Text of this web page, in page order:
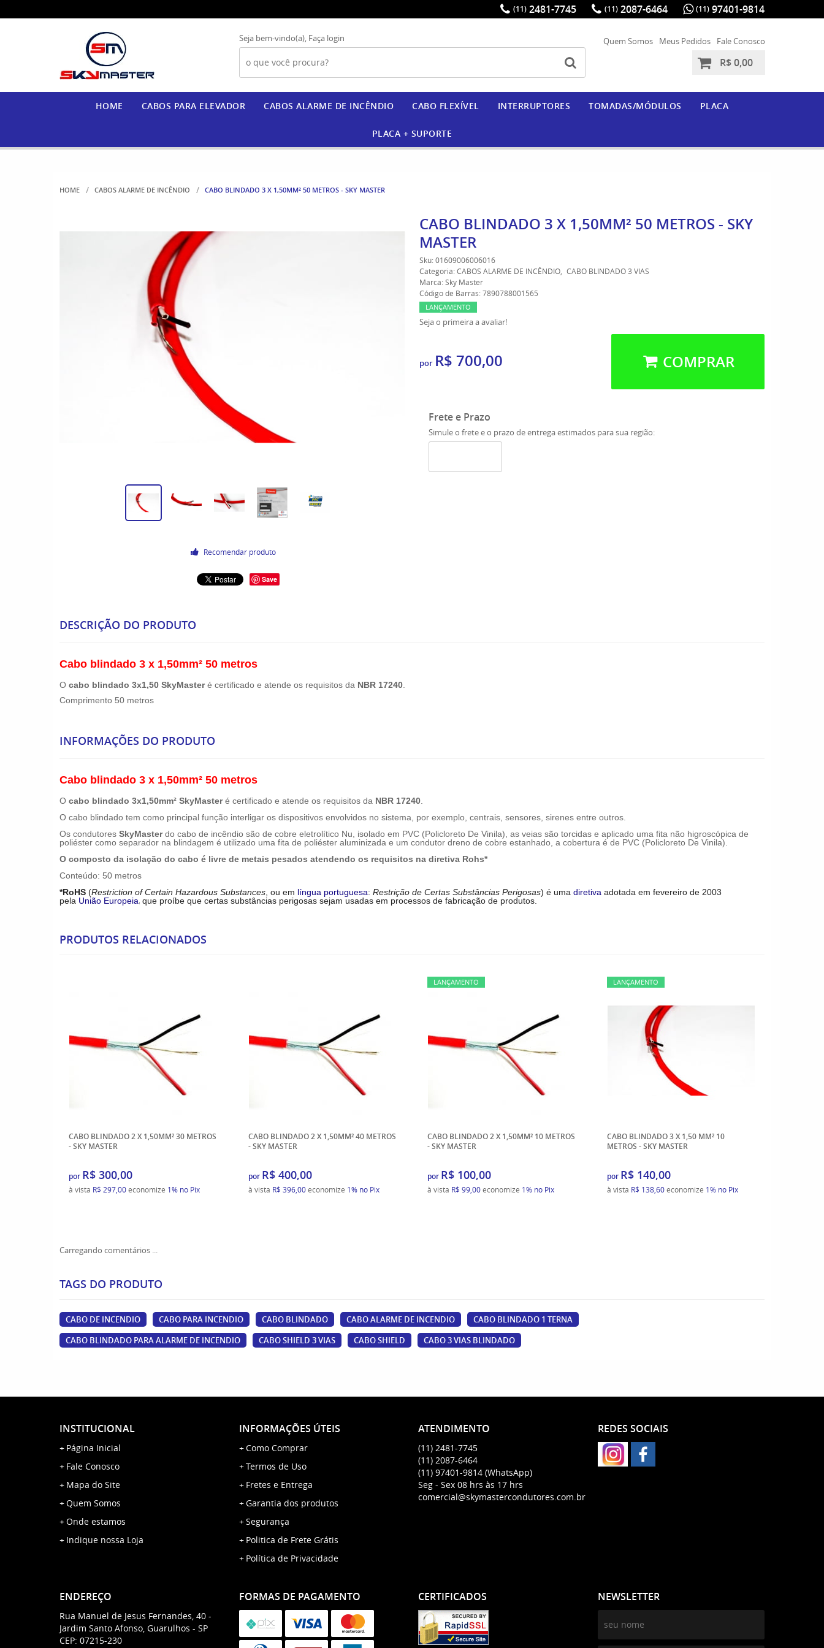
(11) 2481-7745 (11) 2087-6464 (11) 97401-9814
Seja bem-vindo(a), Faça login Quem Somos Meus Pedidos Fale Conosco
R$ 0,00
HOME CABOS PARA ELEVADOR CABOS ALARME DE INCÊNDIO CABO FLEXÍVEL INTERRUPTORES TOMADAS/MÓDULOS PLACA
PLACA + SUPORTE
HOME CABOS ALARME DE INCÊNDIO CABO BLINDADO 3 X 1,50MM² 50 METROS - SKY MASTER
Recomendar produto
Save
CABO BLINDADO 3 X 1,50MM² 50 METROS - SKY
MASTER
Sku:01609006006016
Categoria: CABOS ALARME DE INCÊNDIO
CABO BLINDADO 3 VIAS
Marca:Sky Master
Código de Barras:7890788001565
LANÇAMENTO
Seja o primeira a avaliar!
por R$ 700,00 COMPRAR
Frete e Prazo
Simule o frete e o prazo de entrega estimados para sua região:
DESCRIÇÃO DO PRODUTO
Cabo blindado 3 x 1,50mm² 50 metros
O cabo blindado 3x1,50 SkyMasteré certificado e atende os requisitos da NBR 17240
Comprimento 50 metros
INFORMAÇÕES DO PRODUTO
Cabo blindado 3 x 1,50mm² 50 metros
O cabo blindado 3x1,50mm² SkyMasteré certificado e atende os requisitos da NBR 17240
O cabo blindado tem como principal função interligar os dispositivos envolvidos no sistema, por exemplo, centrais, sensores, sirenes entre outros.
Os condutores SkyMasterdo cabo de incêndio são de cobre eletrolítico Nu, isolado em PVC (Policloreto De Vinila), as veias são torcidas e aplicado uma fita não higroscópica de
poliéster como separador na blindagem é utilizado uma fita de poliéster aluminizada e um condutor dreno de cobre estanhado, a cobertura é de PVC (Policloreto De Vinila).
O composto da isolação do cabo é livre de metais pesados atendendo os requisitos na diretiva Rohs*
Conteúdo: 50 metros
*RoHS (Restriction of Certain Hazardous Substances , ou em língua portuguesa: Restrição de Certas Substâncias Perigosas) é uma diretiva adotada em fevereiro de 2003
pela União Europeia que proíbe que certas substâncias perigosas sejam usadas em processos de fabricação de produtos.
PRODUTOS RELACIONADOS
CABO BLINDADO 2 X 1,50MM² 30 METROS
- SKY MASTER
por R$ 300,00
à vista R$ 297,00economize 1% no Pix
CABO BLINDADO 2 X 1,50MM² 40 METROS
- SKY MASTER
por R$ 400,00
à vista R$ 396,00economize 1% no Pix
LANÇAMENTO
CABO BLINDADO 2 X 1,50MM² 10 METROS
- SKY MASTER
por R$ 100,00
à vista R$ 99,00economize 1% no Pix
LANÇAMENTO
CABO BLINDADO 3 X 1,50 MM² 10
METROS - SKY MASTER
por R$ 140,00
à vista R$ 138,60economize 1% no Pix
Carregando comentários ...
TAGS DO PRODUTO
CABO DE INCENDIO CABO PARA INCENDIO CABO BLINDADO CABO ALARME DE INCENDIO
CABO BLINDADO 1 TERNA
CABO BLINDADO PARA ALARME DE INCENDIO
CABO SHIELD 3 VIAS CABO SHIELD CABO 3 VIAS BLINDADO
INSTITUCIONAL
Página Inicial
Fale Conosco
Mapa do Site
Quem Somos
Onde estamos
Indique nossa Loja
INFORMAÇÕES ÚTEIS
Como Comprar
Termos de Uso
Fretes e Entrega
Garantia dos produtos
Segurança
Politica de Frete Grátis
Política de Privacidade
ATENDIMENTO
(11) 2481-7745
(11) 2087-6464
(11) 97401-9814 (WhatsApp)
Seg - Sex 08 hrs às 17 hrs
comercial@skymastercondutores.com.br
REDES SOCIAIS
ENDEREÇO
Rua Manuel de Jesus Fernandes, 40 -
Jardim Santo Afonso, Guarulhos - SP
CEP: 07215-230
FORMAS DE PAGAMENTO CERTIFICADOS NEWSLETTER